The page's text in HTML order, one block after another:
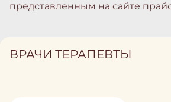
представленным на сайте
ВРАЧИ ТЕРАПЕВТЫ